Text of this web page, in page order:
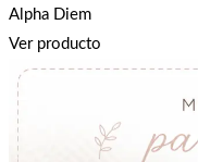
Alpha Diem
Ver producto